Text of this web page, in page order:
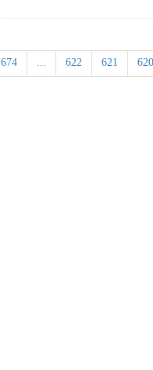
620
621
622
...
674